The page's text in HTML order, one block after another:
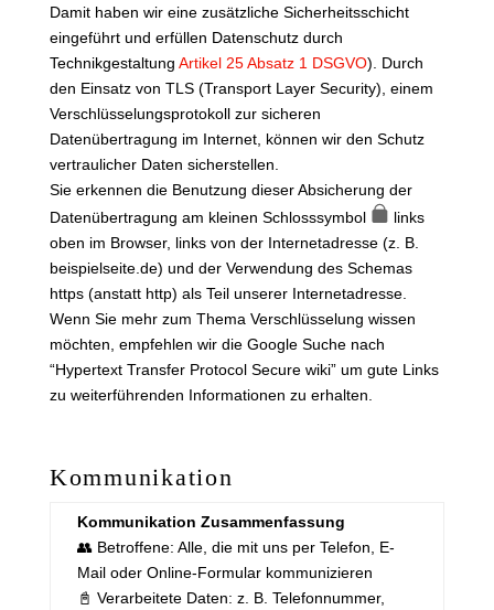
Damit haben wir eine zusätzliche Sicherheitsschicht
eingeführt und erfüllen Datenschutz durch
Technikgestaltung Artikel 25 Absatz 1 DSGVO). Durch
den Einsatz von TLS (Transport Layer Security), einem
Verschlüsselungsprotokoll zur sicheren
Datenübertragung im Internet, können wir den Schutz
vertraulicher Daten sicherstellen.
Sie erkennen die Benutzung dieser Absicherung der
Datenübertragung am kleinen Schlosssymbol
links
oben im Browser, links von der Internetadresse (z. B.
beispielseite.de) und der Verwendung des Schemas
https (anstatt http) als Teil unserer Internetadresse.
Wenn Sie mehr zum Thema Verschlüsselung wissen
möchten, empfehlen wir die Google Suche nach
“Hypertext Transfer Protocol Secure wiki” um gute Links
zu weiterführenden Informationen zu erhalten.
Kommunikation
Kommunikation Zusammenfassung
👥 Betroffene: Alle, die mit uns per Telefon, E-
Mail oder Online-Formular kommunizieren
📓 Verarbeitete Daten: z. B. Telefonnummer,